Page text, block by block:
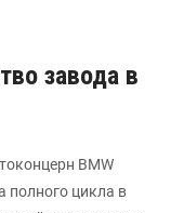
завода в
BMW
полного цикла в